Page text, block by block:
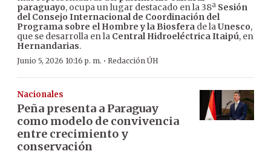
paraguayo, ocupa un lugar destacado en la 38ª Sesión
del Consejo Internacional de Coordinación del
Programa sobre el Hombre y la Biosfera de laUnesco,
que se desarrolla en la Central Hidroeléctrica Itaipú, en
Hernandarias.
Junio 5, 2026 10:16 p. m. · Redacción ÚH
Nacionales
Peña presenta a Paraguay
como modelo de convivencia
entre crecimiento y
conservación